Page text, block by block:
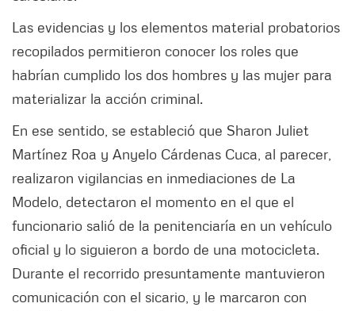
Las evidencias y los elementos material probatorios
recopilados permitieron conocer los roles que
habrían cumplido los dos hombres y las mujer para
materializar la acción criminal.
En ese sentido, se estableció que Sharon Juliet
Martínez Roa y Anyelo Cárdenas Cuca, al parecer,
realizaron vigilancias en inmediaciones de La
Modelo, detectaron el momento en el que el
funcionario salió de la penitenciaría en un vehículo
oficial y lo siguieron a bordo de una motocicleta.
Durante el recorrido presuntamente mantuvieron
comunicación con el sicario, y le marcaron con